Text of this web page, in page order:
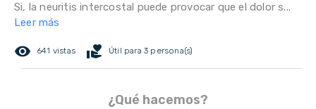
Si, la neuritis intercostal puede provocar que el dolor s...
Leer más
remove_red_eye 641 vistas volunteer_activism Útil para 3 persona(s)
¿Qué hacemos?